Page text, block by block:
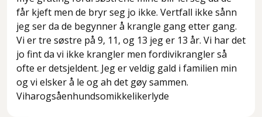
får kjeft men de bryr seg jo ikke. Vertfall ikke sånn
jeg ser da de begynner å krangle gang etter gang.
Vi er tre søstre på 9, 11, og 13 jeg er 13 år. Vi har det
jo fint da vi ikke krangler men fordivikrangler så
ofte er detsjeldent. Jeg er veldig gald i familien min
og vi elsker å le og ah det gøy sammen.
Viharogsåenhundsomikkelikerlyde